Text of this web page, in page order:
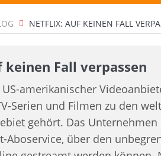
NETFLIX: AUF KEINEN FALL
Fall verpassen
amerikanischer
Serien und Filmen zu den
gehört. Das
Aboservice, über den